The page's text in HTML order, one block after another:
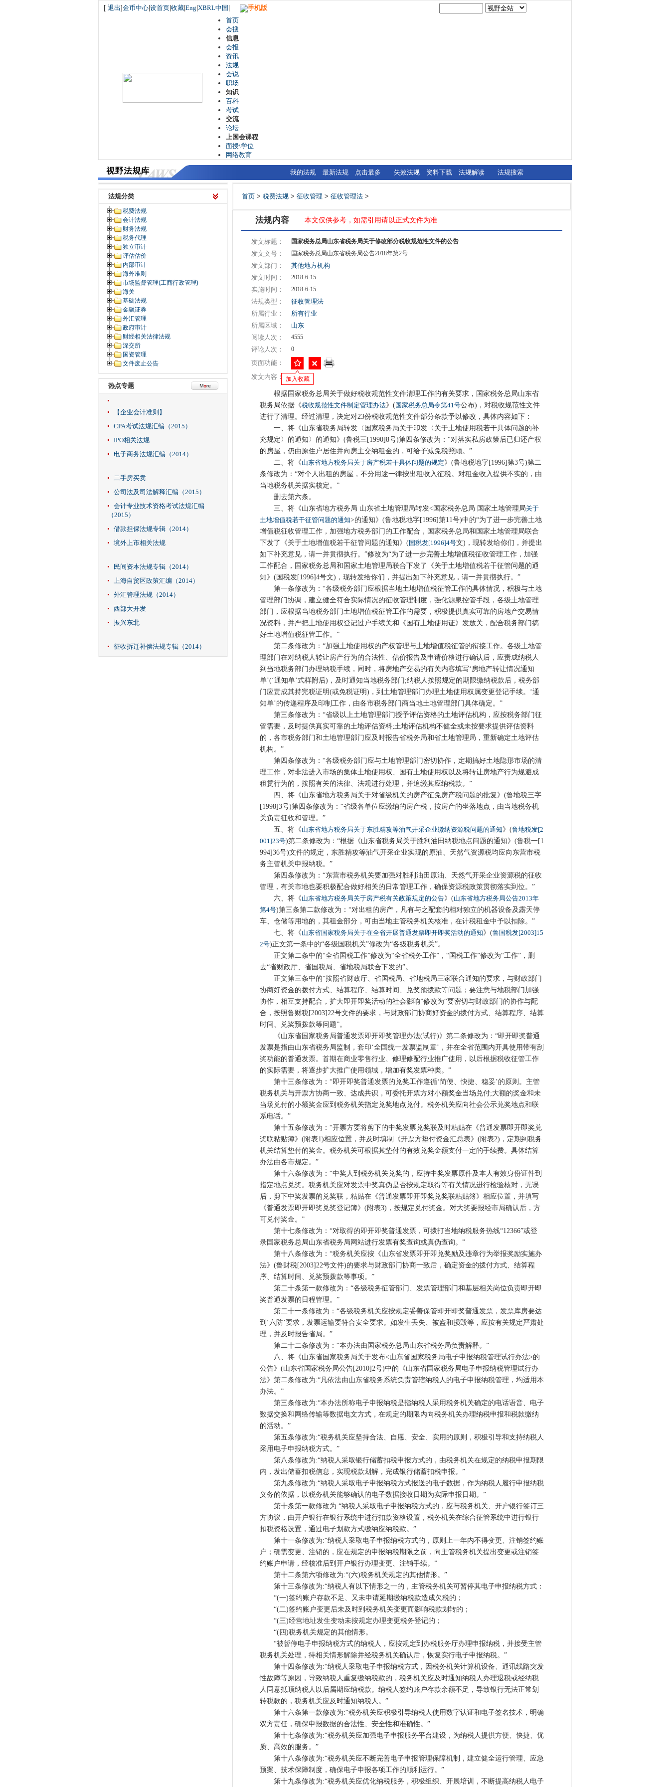
[ 退出]金币中心 设首页 收藏 Eng XBRL中国
手机版
首页
会搜
信息
会报
资讯
法规
会说
职场
知识
百科
考试
交流
论坛
上国会课程
面授\学位
网络教育
我的法规 最新法规 点击最多 失效法规 资料下载 法规解读 法规搜索
法规分类
税费法规
会计法规
财务法规
税务代理
独立审计
评估估价
内部审计
海外准则
市场监督管理(工商行政管理)
海关
基础法规
金融证券
外汇管理
政府审计
财经相关法律法规
深交所
国资管理
文件废止公告
热点专题
【企业会计准则】
CPA考试法规汇编（2015）
IPO相关法规
电子商务法规汇编（2014）
二手房买卖
公司法及司法解释汇编（2015）
会计专业技术资格考试法规汇编
（2015）
借款担保法规专辑（2014）
境外上市相关法规
民间资本法规专辑（2014）
上海自贸区政策汇编（2014）
外汇管理法规（2014）
西部大开发
振兴东北
征收拆迁补偿法规专辑（2014）
首页 > 税费法规 > 征收管理 > 征收管理法 >
法规内容 本文仅供参考，如需引用请以正式文件为准
发文标题： 国家税务总局山东省税务局关于修改部分税收规范性文件的公告
发文文号： 国家税务总局山东省税务局公告2018年第2号
发文部门：
其他地方机构
发文时间：
2018-6-15
实施时间： 2018-6-15
法规类型：
征收管理法
所属行业：
所有行业
所属区域：
山东
阅读人次：
4555
评论人次： 0
页面功能：
加入收藏
发文内容：
根据国家税务总局关于做好税收规范性文件清理工作的有关要求，国家税务总局山东省
税务局依据《税收规范性文件制定管理办法》(国家税务总局令第41号公布)，对税收规范性文件
进行了清理。经过清理，决定对23份税收规范性文件部分条款予以修改，具体内容如下：
一、将《山东省税务局转发〈国家税务局关于印发〈关于土地使用税若干具体问题的补
充规定〉的通知〉的通知》(鲁税三[1990]8号)第四条修改为：“对落实私房政策后已归还产权
的房屋，仍由原住户居住并向房主交纳租金的，可给予减免税照顾。”
二、将《山东省地方税务局关于房产税若干具体问题的规定》(鲁地税地字[1996]第3号)第二
条修改为：“对个人出租的房屋，不分用途一律按出租收入征税。对租金收入提供不实的，由
当地税务机关据实核定。”
删去第六条。
三、将《山东省地方税务局 山东省土地管理局转发<国家税务总局 国家土地管理局关于
土地增值税若干征管问题的通知>的通知》(鲁地税地字[1996]第11号)中的“为了进一步完善土地
增值税征收管理工作，加强地方税务部门的工作配合，国家税务总局和国家土地管理局联合
下发了《关于土地增值税若干征管问题的通知》(国税发[1996]4号文)，现转发给你们，并提出
如下补充意见，请一并贯彻执行。”修改为“为了进一步完善土地增值税征收管理工作，加强
工作配合，国家税务总局和国家土地管理局联合下发了《关于土地增值税若干征管问题的通
知》(国税发[1996]4号文)，现转发给你们，并提出如下补充意见，请一并贯彻执行。”
第一条修改为：“各级税务部门应根据当地土地增值税征管工作的具体情况，积极与土地
管理部门协调，建立健全符合实际情况的征收管理制度，强化源泉控管手段，各级土地管理
部门，应根据当地税务部门土地增值税征管工作的需要，积极提供真实可靠的房地产交易情
况资料，并严把土地使用权登记过户手续关和《国有土地使用证》发放关，配合税务部门搞
好土地增值税征管工作。”
第二条修改为：“加强土地使用权的产权管理与土地增值税征管的衔接工作。各级土地管
理部门在对纳税人转让房产行为的合法性、估价报告及申请价格进行确认后，应责成纳税人
到当地税务部门办理纳税手续，同时，将房地产交易的有关内容填写‘房地产转让情况通知
单’(‘通知单’式样附后)，及时通知当地税务部门;纳税人按照规定的期限缴纳税款后，税务部
门应责成其持完税证明(或免税证明)，到土地管理部门办理土地使用权属变更登记手续。‘通
知单’的传递程序及印制工作，由各市税务部门商当地土地管理部门具体确定。”
第三条修改为：“省级以上土地管理部门授予评估资格的土地评估机构，应按税务部门征
管需要，及时提供真实可靠的土地评估资料;土地评估机构不健全或未按要求提供评估资料
的，各市税务部门和土地管理部门应及时报告省税务局和省土地管理局，重新确定土地评估
机构。”
第四条修改为：“各级税务部门应与土地管理部门密切协作，定期搞好土地隐形市场的清
理工作，对非法进入市场的集体土地使用权、国有土地使用权以及将转让房地产行为规避成
租赁行为的，按照有关的法律、法规进行处理，并追缴其应纳税款。”
四、将《山东省地方税务局关于对省级机关的房产征免房产税问题的批复》(鲁地税三字
[1998]3号)第四条修改为：“省级各单位应缴纳的房产税，按房产的坐落地点，由当地税务机
关负责征收和管理。”
五、将《山东省地方税务局关于东胜精攻等油气开采企业缴纳资源税问题的通知》(鲁地税发[2
001]23号)第二条修改为：“根据《山东省税务局关于胜利油田纳税地点问题的通知》(鲁税一[1
994]36号)文件的规定，东胜精攻等油气开采企业实现的原油、天然气资源税均应向东营市税
务主管机关申报纳税。”
第四条修改为：“东营市税务机关要加强对胜利油田原油、天然气开采企业资源税的征收
管理，有关市地也要积极配合做好相关的日常管理工作，确保资源税政策贯彻落实到位。”
六、将《山东省地方税务局关于房产税有关政策规定的公告》(山东省地方税务局公告2013年
第4号)第三条第二款修改为：“对出租的房产，凡有与之配套的相对独立的机器设备及露天停
车、仓储等用地的，其租金部分，可由当地主管税务机关核准，在计税租金中予以扣除。”
七、将《山东省国家税务局关于在全省开展普通发票即开即奖活动的通知》(鲁国税发[2003]15
2号)正文第一条中的“各级国税机关”修改为“各级税务机关”。
正文第二条中的“全省国税工作”修改为“全省税务工作”，“国税工作”修改为“工作”，删
去“省财政厅、省国税局、省地税局联合下发的”。
正文第三条中的“按照省财政厅、省国税局、省地税局三家联合通知的要求，与财政部门
协商好资金的拨付方式、结算程序、结算时间、兑奖预拨款等问题；要注意与地税部门加强
协作，相互支持配合，扩大即开即奖活动的社会影响”修改为“要密切与财政部门的协作与配
合，按照鲁财税[2003]22号文件的要求，与财政部门协商好资金的拨付方式、结算程序、结算
时间、兑奖预拨款等问题”。
《山东省国家税务局普通发票即开即奖管理办法(试行)》第二条修改为：“即开即奖普通
发票是指由山东省税务局监制，套印‘全国统一发票监制章’，并在全省范围内开具使用带有刮
奖功能的普通发票。首期在商业零售行业、修理修配行业推广使用，以后根据税收征管工作
的实际需要，将逐步扩大推广使用领域，增加有奖发票种类。”
第十三条修改为：“即开即奖普通发票的兑奖工作遵循‘简便、快捷、稳妥’的原则。主管
税务机关与开票方协商一致、达成共识，可委托开票方对小额奖金当场兑付;大额的奖金和未
当场兑付的小额奖金应到税务机关指定兑奖地点兑付。税务机关应向社会公示兑奖地点和联
系电话。”
第十五条修改为：“开票方要将剪下的中奖发票兑奖联及时粘贴在《普通发票即开即奖兑
奖联粘贴簿》(附表1)相应位置，并及时填制《开票方垫付资金汇总表》(附表2)，定期到税务
机关结算垫付的奖金。税务机关可根据其垫付的有效兑奖金额支付一定的手续费。具体结算
办法由各市规定。”
第十六条修改为：“中奖人到税务机关兑奖的，应持中奖发票原件及本人有效身份证件到
指定地点兑奖。税务机关应对发票中奖真伪是否按规定取得等有关情况进行检验核对，无误
后，剪下中奖发票的兑奖联，粘贴在《普通发票即开即奖兑奖联粘贴簿》相应位置，并填写
《普通发票即开即奖兑奖登记簿》(附表3)，按规定兑付奖金。对大奖要报经市局确认后，方
可兑付奖金。”
第十七条修改为：“对取得的即开即奖普通发票，可拨打当地纳税服务热线“12366”或登
录国家税务总局山东省税务局网站进行发票有奖查询或真伪查询。”
第十八条修改为：“税务机关应按《山东省发票即开即兑奖励及违章行为举报奖励实施办
法》(鲁财税[2003]22号文件)的要求与财政部门协商一致后，确定资金的拨付方式、结算程
序、结算时间、兑奖预拨款等事项。”
第二十条第一款修改为：“各级税务征管部门、发票管理部门和基层相关岗位负责即开即
奖普通发票的日程管理。”
第二十一条修改为：“各级税务机关应按规定妥善保管即开即奖普通发票，发票库房要达
到‘六防’要求，发票运输要符合安全要求。如发生丢失、被盗和损毁等，应按有关规定严肃处
理，并及时报告省局。”
第二十二条修改为：“本办法由国家税务总局山东省税务局负责解释。”
八、将《山东省国家税务局关于发布<山东省国家税务局电子申报纳税管理试行办法>的
公告》(山东省国家税务局公告[2010]2号)中的《山东省国家税务局电子申报纳税管理试行办
法》第二条修改为:“凡依法由山东省税务系统负责管辖纳税人的电子申报纳税管理，均适用本
办法。”
第三条修改为:“本办法所称电子申报纳税是指纳税人采用税务机关确定的电话语音、电子
数据交换和网络传输等数据电文方式，在规定的期限内向税务机关办理纳税申报和税款缴纳
的活动。”
第五条修改为:“税务机关应坚持合法、自愿、安全、实用的原则，积极引导和支持纳税人
采用电子申报纳税方式。”
第八条修改为:“纳税人采取银行储蓄扣税申报方式的，由税务机关在规定的纳税申报期限
内，发出储蓄扣税信息，实现税款划解，完成银行储蓄扣税申报。”
第九条修改为:“纳税人采取电子申报纳税方式报送的电子数据，作为纳税人履行申报纳税
义务的依据，以税务机关能够确认的电子数据接收日期为实际申报日期。”
第十条第一款修改为:“纳税人采取电子申报纳税方式的，应与税务机关、开户银行签订三
方协议，由开户银行在银行系统中进行扣款资格设置，税务机关在综合征管系统中进行银行
扣税资格设置，通过电子划款方式缴纳应纳税款。”
第十一条修改为:“纳税人采取电子申报纳税方式的，原则上一年内不得变更、注销签约账
户；确需变更、注销的，应在规定的申报纳税期限之前，向主管税务机关提出变更或注销签
约账户申请，经核准后到开户银行办理变更、注销手续。”
第十二条第六项修改为:“(六)税务机关规定的其他情形。”
第十三条修改为:“纳税人有以下情形之一的，主管税务机关可暂停其电子申报纳税方式：
“(一)签约账户存款不足、又未申请延期缴纳税款造成欠税的；
“(二)签约账户变更后未及时到税务机关变更而影响税款划转的；
“(三)经营地址发生变动未按规定办理变更税务登记的；
“(四)税务机关规定的其他情形。
“被暂停电子申报纳税方式的纳税人，应按规定到办税服务厅办理申报纳税，并接受主管
税务机关处理，待相关情形解除并经税务机关确认后，恢复实行电子申报纳税。”
第十四条修改为:“纳税人采取电子申报纳税方式，因税务机关计算机设备、通讯线路突发
性故障等原因，导致纳税人重复缴纳税款的，税务机关应及时通知纳税人办理退税或经纳税
人同意抵顶纳税人以后属期应纳税款。纳税人签约账户存款余额不足，导致银行无法正常划
转税款的，税务机关应及时通知纳税人。”
第十六条第一款修改为:“税务机关应积极引导纳税人使用数字认证和电子签名技术，明确
双方责任，确保申报数据的合法性、安全性和准确性。”
第十七条修改为:“税务机关应加强电子申报服务平台建设，为纳税人提供方便、快捷、优
质、高效的服务。”
第十八条修改为:“税务机关应不断完善电子申报管理保障机制，建立健全运行管理、应急
预案、技术保障制度，确保电子申报各项工作的顺利运行。”
第十九条修改为:“税务机关应优化纳税服务，积极组织、开展培训，不断提高纳税人电子